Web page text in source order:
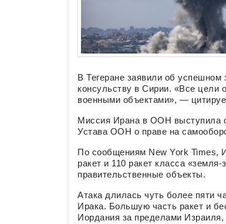
В Тегеране заявили об успешном
консульству в Сирии. «Все цели
военными объектами», —
Миссия Ирана в ООН выступила
Устава ООН о праве на
По сообщениям New York Times,
ракет и 110 ракет класса
правительственные объекты.
Атака длилась чуть более пяти
Ирака. Большую часть ракет и
Иордания за пределами Израиля,